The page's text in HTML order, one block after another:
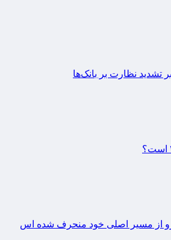
تشدید نظارت بر بانک‌ها
از مسیر اصلی خود منحرف شده اس